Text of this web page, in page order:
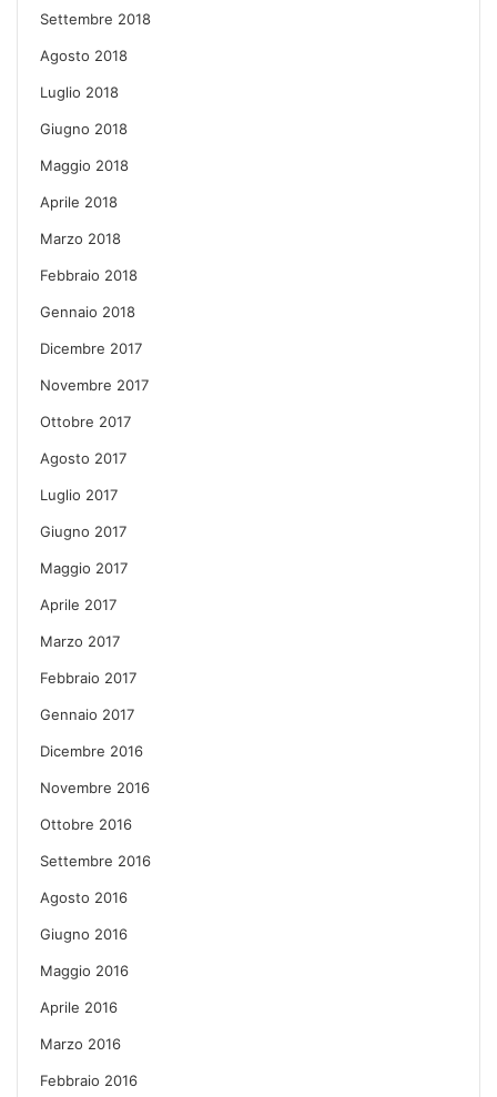
Settembre 2018
Agosto 2018
Luglio 2018
Giugno 2018
Maggio 2018
Aprile 2018
Marzo 2018
Febbraio 2018
Gennaio 2018
Dicembre 2017
Novembre 2017
Ottobre 2017
Agosto 2017
Luglio 2017
Giugno 2017
Maggio 2017
Aprile 2017
Marzo 2017
Febbraio 2017
Gennaio 2017
Dicembre 2016
Novembre 2016
Ottobre 2016
Settembre 2016
Agosto 2016
Giugno 2016
Maggio 2016
Aprile 2016
Marzo 2016
Febbraio 2016